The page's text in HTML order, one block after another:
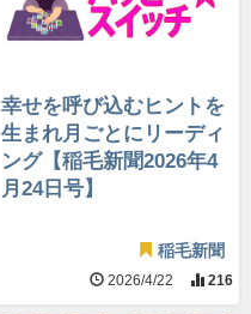
幸せを呼び込むヒントを
生まれ月ごとにリーディ
ング【稲毛新聞2026年4
月24日号】
稲毛新聞
2026/4/22 216